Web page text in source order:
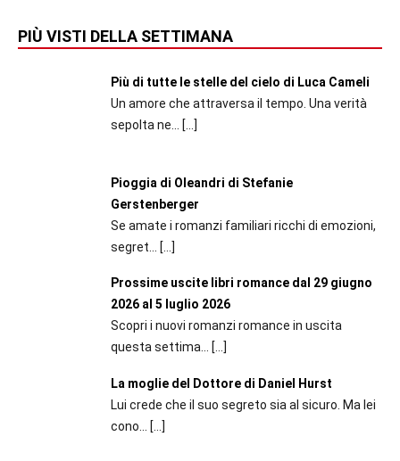
PIÙ VISTI DELLA SETTIMANA
Più di tutte le stelle del cielo di Luca Cameli
Un amore che attraversa il tempo. Una verità
sepolta ne...
[…]
Pioggia di Oleandri di Stefanie
Gerstenberger
Se amate i romanzi familiari ricchi di emozioni,
segret...
[…]
Prossime uscite libri romance dal 29 giugno
2026 al 5 luglio 2026
Scopri i nuovi romanzi romance in uscita
questa settima... […]
La moglie del Dottore di Daniel Hurst
Lui crede che il suo segreto sia al sicuro. Ma lei
cono...
[…]